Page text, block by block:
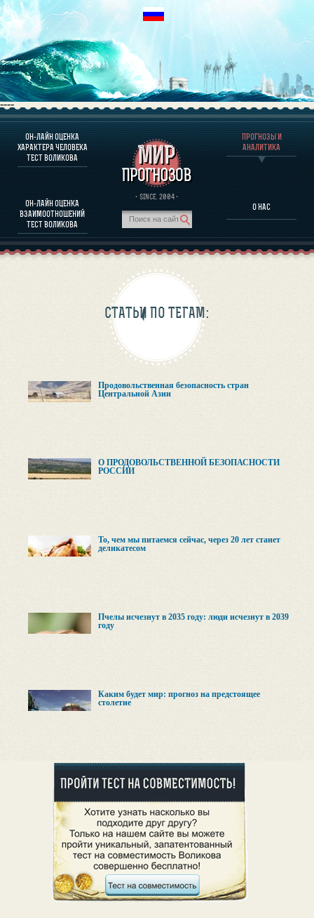
----
ОН-ЛАЙН ОЦЕНКА
ХАРАКТЕРА ЧЕЛОВЕКА
ТЕСТ ВОЛИКОВА
ОН-ЛАЙН ОЦЕНКА
ВЗАИМООТНОШЕНИЙ
ТЕСТ ВОЛИКОВА
· SINCE. 2004 ·
ПРОГНОЗЫ И
АНАЛИТИКА
О НАС
О ПРОГРАММЕ
ОЦЕНКА ХАРАКТЕРA ЧЕЛОВЕКА
ОЦЕНКА ХАРАКТЕРА ВЫДАЮЩИХСЯ ЛИЧНОСТЕЙ
О ПРОГРАММЕ
ПРОГНОЗЫ И АНАЛИТИКА
СТАТЬИ ПО ТЕГАМ:
Продовольственная безопасность стран
Центральной Азии
О ПРОДОВОЛЬСТВЕННОЙ БЕЗОПАСНОСТИ
РОССИИ
То, чем мы питаемся сейчас, через 20 лет станет
деликатесом
Пчелы исчезнут в 2035 году: люди исчезнут в 2039
году
Каким будет мир: прогноз на предстоящее
столетие